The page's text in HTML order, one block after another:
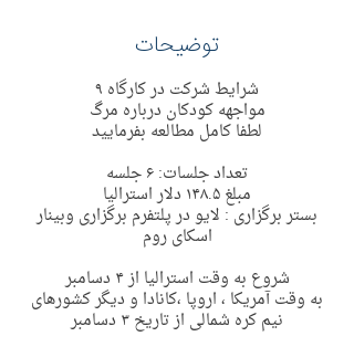
توضیحات
شرایط شرکت در کارگاه ٩
مواجهه کودکان درباره مرگ
لطفا کامل مطالعه بفرمایید
تعداد جلسات: ۶ جلسه
مبلغ ١۴٨.۵ دلار استرالیا
بستر برگزاری : لایو در پلتفرم برگزاری وبینار
اسکای روم
شروع به وقت استرالیا از ۴ دسامبر
به وقت آمریکا ، اروپا ،کانادا و دیگر کشورهای
نیم کره شمالی از تاریخ ٣ دسامبر